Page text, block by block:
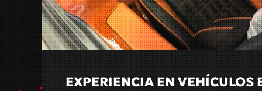
EXPERIENCIA EN VEHÍCULOS